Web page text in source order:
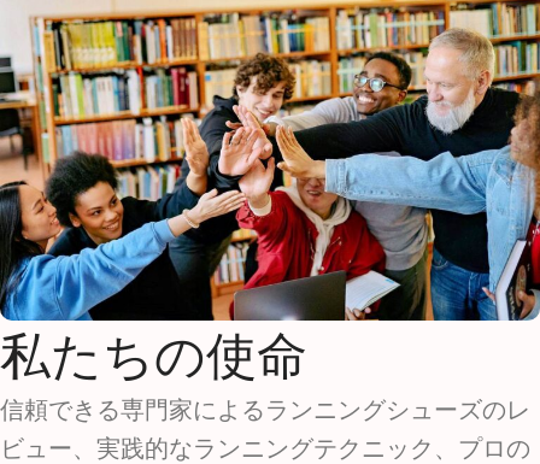
私たちの使命
信頼できる専門家によるランニングシューズのレ
ビュー、実践的なランニングテクニック、プロの